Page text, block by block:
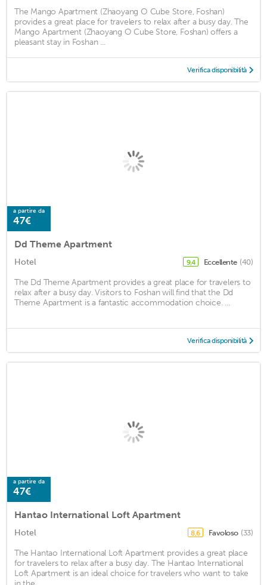
The Mango Apartment (Zhaoyang O Cube Store, Foshan)
provides a great place for travelers to relax after a busy day. The
Mango Apartment (Zhaoyang O Cube Store, Foshan) offers a
pleasant stay in Foshan ...
Verifica disponibilità
a partire da
47€
Dd Theme Apartment
Hotel 9,4 Eccellente (40)
The Dd Theme Apartment provides a great place for travelers to
relax after a busy day. Visitors to Foshan will find that the Dd
Theme Apartment is a fantastic accommodation choice. ...
Verifica disponibilità
a partire da
47€
Hantao International Loft Apartment
Hotel 8,6 Favoloso (33)
The Hantao International Loft Apartment provides a great place
for travelers to relax after a busy day. The Hantao International
Loft Apartment is an ideal choice for travelers who want to take